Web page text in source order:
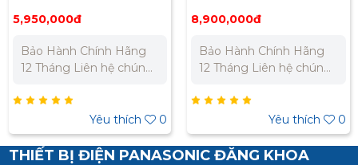
18NSB
5,950,000đ
Bảo Hành Chính Hãng
12 Tháng Liên hệ chúng
nhất cho dự án. Miền
Bắc : 0989 310 979 -
0973 106 269 Miền Nam:
0902 303 733 – 0945
Yêu thích 0
20NSB
8,900,000đ
Bảo Hành Chính Hãng
12 Tháng Liên hệ chúng
nhất cho dự án. Miền
Bắc : 0989 310 979 -
0973 106 269 Miền Nam:
0902 303 733 – 0945
Yêu thích 0
THIẾT BỊ ĐIỆN PANASONIC ĐĂNG KHOA